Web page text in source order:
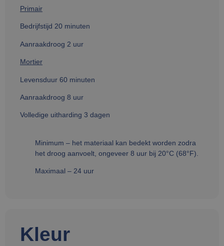
Primair
Bedrijfstijd 20 minuten
Aanraakdroog 2 uur
Mortier
Levensduur 60 minuten
Aanraakdroog 8 uur
Volledige uitharding 3 dagen
Minimum – het materiaal kan bedekt worden zodra
het droog aanvoelt, ongeveer 8 uur bij 20°C (68°F).
Maximaal – 24 uur
Kleur